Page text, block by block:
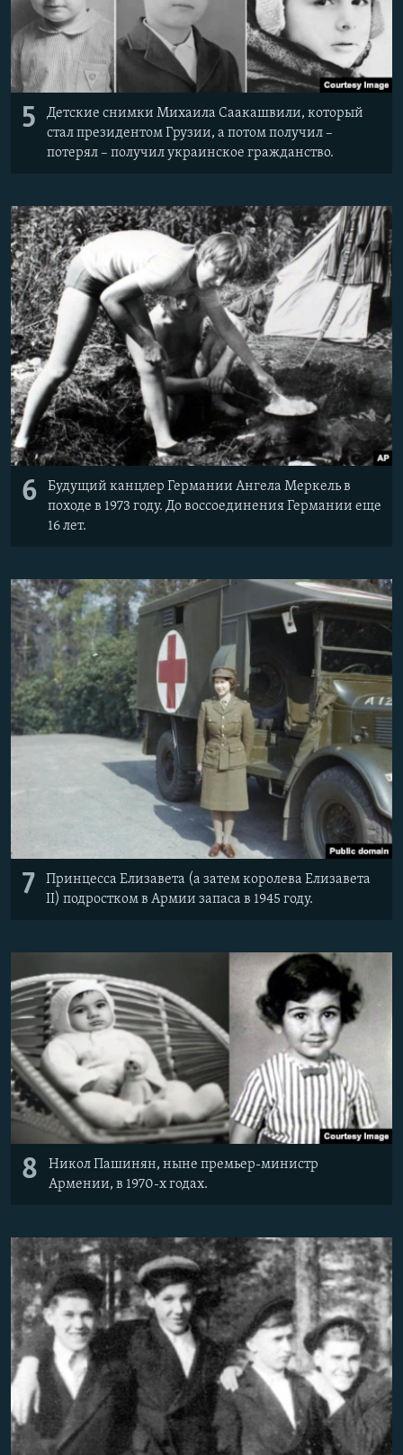
5
Детские снимки Михаила Саакашвили, который
стал президентом Грузии, а потом получил –
потерял – получил украинское гражданство.
6
Будущий канцлер Германии Ангела Меркель в
походе в 1973 году. До воссоединения Германии еще
16 лет.
7
Принцесса Елизавета (а затем королева Елизавета
II) подростком в Армии запаса в 1945 году.
8
Никол Пашинян, ныне премьер-министр
Армении, в 1970-х годах.